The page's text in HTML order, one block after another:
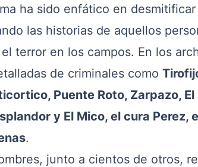
ha sido enfático en
las historias de aquellos
terror en los campos. En los
de criminales como
Puente Roto, Zarpazo,
y El Mico, el cura
.
junto a cientos de otros,